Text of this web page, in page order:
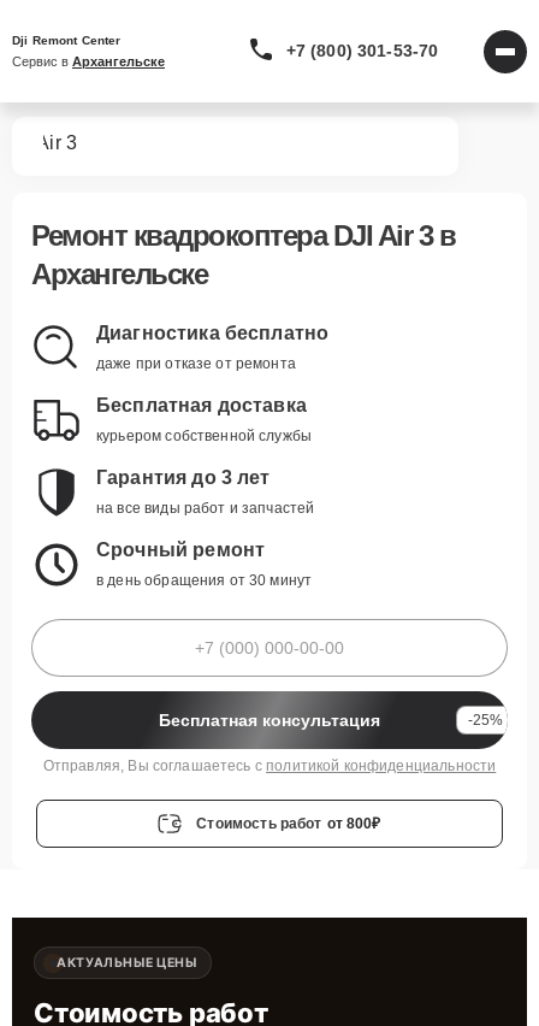
Dji Remont Center
Сервис в Архангельске
+7 (800) 301-53-70
Air 3
Ремонт квадрокоптера DJI Air 3в
Архангельске
Диагностика бесплатно
даже при отказе от ремонта
Бесплатная доставка
курьером собственной службы
Гарантия до 3 лет
на все виды работ и запчастей
Срочный ремонт
в день обращения от 30 минут
Бесплатная консультация -25%
Отправляя, Вы соглашаетесь с политикой конфиденциальности
Стоимость работ от 800₽
АКТУАЛЬНЫЕ ЦЕНЫ
Стоимость работ